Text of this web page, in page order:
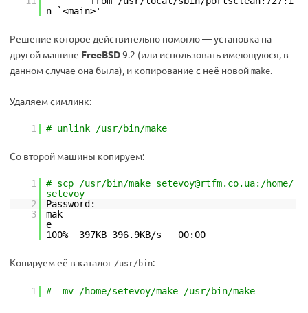
n `<main>'
Решение которое действительно помогло — установка на
другой машине FreeBSD9.2 (или использовать имеющуюся, в
данном случае она была), и копирование с неё новой make.
Удаляем симлинк:
1 # unlink /usr/bin/make
Со второй машины копируем:
1
# scp /usr/bin/make setevoy@rtfm.co.ua:/home/
setevoy
2
Password:
3
mak
100% 397KB 396.9KB/s 00:00
Копируем её в каталог /usr/bin:
1 # mv /home/setevoy/make /usr/bin/make